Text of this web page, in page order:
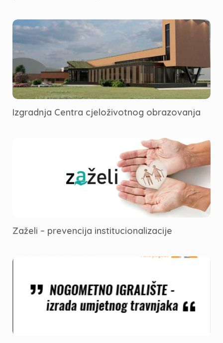
Izgradnja Centra cjeloživotnog obrazovanja
Zaželi – prevencija institucionalizacije